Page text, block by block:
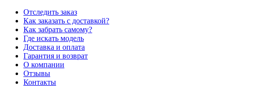
Отследить заказ
Как заказать с доставкой?
Как забрать самому?
Где искать модель
Доставка и оплата
Гарантия и возврат
О компании
Отзывы
Контакты